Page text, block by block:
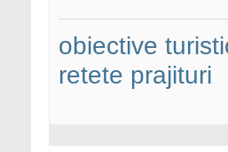
obiective
retete prajituri